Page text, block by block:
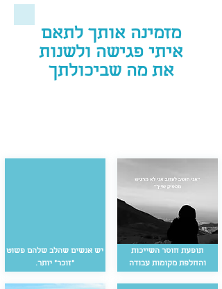
מזמינה אותך לתאם
איתי פגישה ולשנות
את מה שביכולתך
תופעת חוסר השייכות
והחלפת מקומות עבודה
יש אנשים שהלב שלהם פשוט
״זוכר״ יותר.